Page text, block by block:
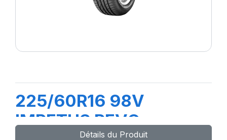
225/60R16 98V
IMPETUS REVO
Détails du Produit